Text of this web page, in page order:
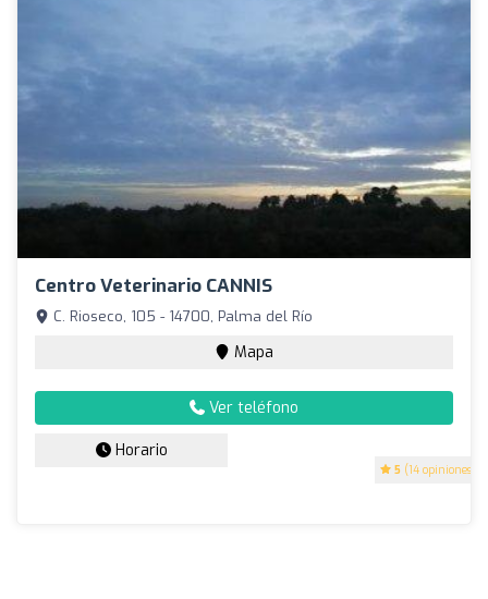
Centro Veterinario CANNIS
5 (14 opiniones)
C. Rioseco, 105 - 14700, Palma del Río
Mapa
Ver teléfono
Horario